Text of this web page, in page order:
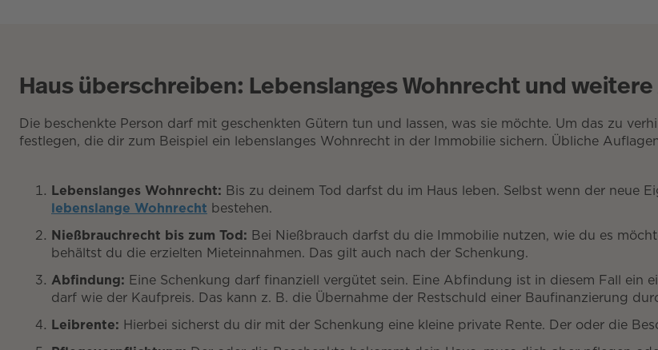
Haus überschreiben: Lebenslanges Wohnrecht und weitere
Die beschenkte Person darf mit geschenkten Gütern tun und lassen, was sie möchte. Um das zu
festlegen, die dir zum Beispiel ein lebenslanges Wohnrecht in der Immobilie sichern. Übliche
Lebenslanges Wohnrecht: Bis zu deinem Tod darfst du im Haus leben. Selbst wenn der neue
lebenslange Wohnrecht bestehen.
Nießbrauchrecht bis zum Tod: Bei Nießbrauch darfst du die Immobilie nutzen, wie du es
behältst du die erzielten Mieteinnahmen. Das gilt auch nach der Schenkung.
Abfindung: Eine Schenkung darf finanziell vergütet sein. Eine Abfindung ist in diesem Fall ein
darf wie der Kaufpreis. Das kann z. B. die Übernahme der Restschuld einer Baufinanzierung
Leibrente: Hierbei sicherst du dir mit der Schenkung eine kleine private Rente. Der oder die